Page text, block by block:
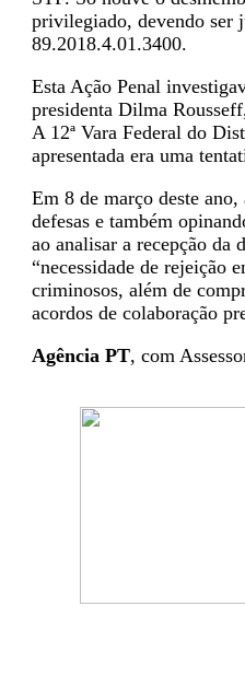
privilegiado, devendo ser
89.2018.4.01.3400.
Esta Ação Penal
presidenta Dilma
A 12ª Vara Federal do
apresentada era uma
Em 8 de março deste
defesas e também
ao analisar a recepção da
“necessidade de rejeição
criminosos, além de
acordos de colaboração
Agência PT, com